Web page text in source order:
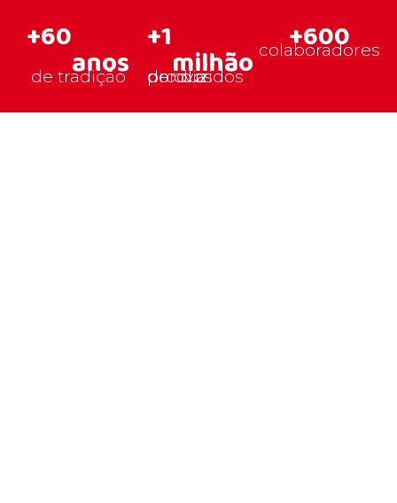
de tradição
+60
anos de ovos produzidos por dia
+1
milhão colaboradores
+600